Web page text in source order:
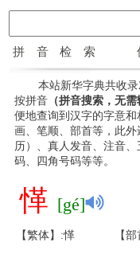
拼音检索
本站新华字典共收
按拼音（拼音搜索，无需
便地查询到汉字的字意
画、笔顺、部首等，此
历）、真人发音、注音
码、四角号码等等。
愅 [gé]
【繁体】:愅 【